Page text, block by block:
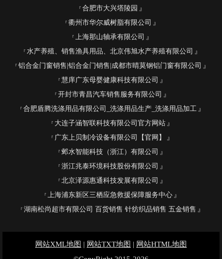
合肥市大兴塔陵园
衢州市华尔威树脂有限公司
上海那山轴承有限公司
水产养殖、销售渔具用品、北京伟旭水产养殖有限公司
铝合金门窗销售|铝合金门销售|成都市晴莫钢铝门窗有限公司
慧庠广东母婴健康科技有限公司
开封市青昌汽车销售服务有限公司
合肥盾腾洗涤用品有限公司_洗涤用品生产_洗涤用品加工
大连子涵智联科技有限公司官方网站
广东上贝制冷设备有限公司【官网】
邺水智能科技（浙江）有限公司
浙江兆泰环境科技股份有限公司
北京泽源惠通科技发展有限公司
上海浦东新区三栖应急救援保障服务中心
湖南松尚超市有限公司 百货销售 针纺织品销售 五金销售
网站XML地图 | 网站TXT地图 | 网站HTML地图